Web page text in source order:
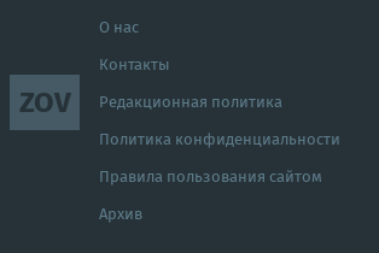
ZOV
О нас
Контакты
Редакционная политика
Политика конфиденциальности
Правила пользования сайтом
Архив